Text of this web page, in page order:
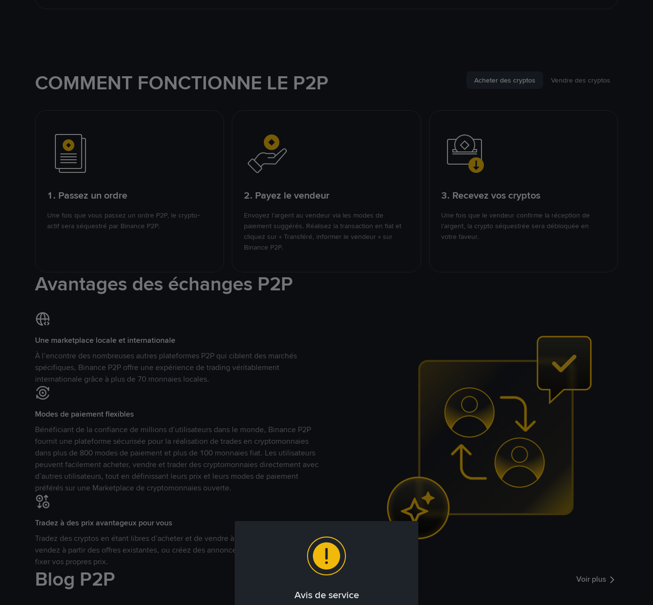
COMMENT FONCTIONNE LE P2P Acheter des cryptos Vendre des cryptos
1. Passez un ordre
Une fois que vous passez un ordre P2P, le crypto-
actif sera séquestré par Binance P2P.
2. Payez le vendeur
Envoyez l’argent au vendeur via les modes de
paiement suggérés. Réalisez la transaction en fiat et
cliquez sur « Transféré, informer le vendeur » sur
Binance P2P.
3. Recevez vos cryptos
Une fois que le vendeur confirme la réception de
l’argent, la crypto séquestrée sera débloquée en
votre faveur.
Avantages des échanges P2P
Une marketplace locale et internationale
À l’encontre des nombreuses autres plateformes P2P qui ciblent des marchés
spécifiques, Binance P2P offre une expérience de trading véritablement
internationale grâce à plus de 70 monnaies locales.
Modes de paiement flexibles
Bénéficiant de la confiance de millions d’utilisateurs dans le monde, Binance P2P
fournit une plateforme sécurisée pour la réalisation de trades en cryptomonnaies
dans plus de 800 modes de paiement et plus de 100 monnaies fiat. Les utilisateurs
peuvent facilement acheter, vendre et trader des cryptomonnaies directement avec
d’autres utilisateurs, tout en définissant leurs prix et leurs modes de paiement
préférés sur une Marketplace de cryptomonnaies ouverte.
Tradez à des prix avantageux pour vous
Tradez des cryptos en étant libres d’acheter et de vendre à votre prix. Achetez ou
vendez à partir des offres existantes, ou créez des annonces commerciales pour
fixer vos propres prix.
Blog P2P Voir plus
Avis de service